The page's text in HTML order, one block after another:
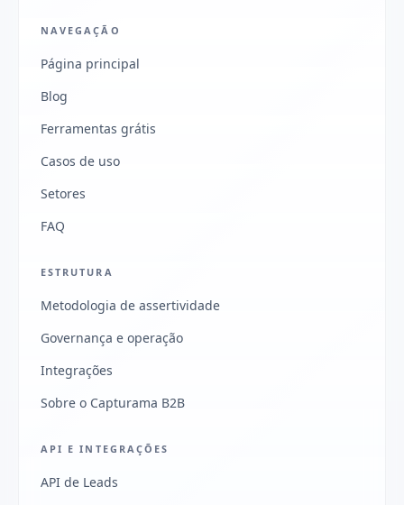
NAVEGAÇÃO
Página principal
Blog
Ferramentas grátis
Casos de uso
Setores
FAQ
ESTRUTURA
Metodologia de assertividade
Governança e operação
Integrações
Sobre o Capturama B2B
API E INTEGRAÇÕES
API de Leads